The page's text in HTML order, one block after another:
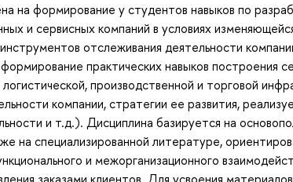
на формирование у студентов навыков по
и сервисных компаний в условиях
отслеживания деятельности
практических навыков построения
производственной и торговой
компании, стратегии ее развития,
и т.д.). Дисциплина базируется на
на специализированной литературе,
и межорганизационного